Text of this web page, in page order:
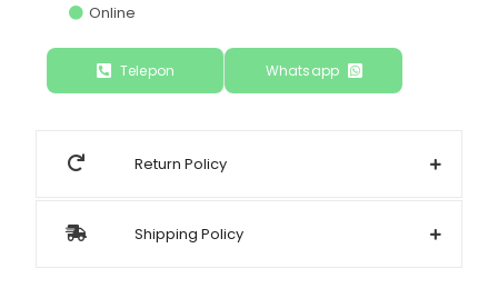
Online
Telepon Whatsapp
Return Policy
Shipping Policy